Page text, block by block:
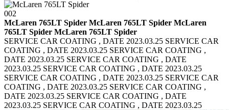
002
McLaren 765LT Spider McLaren 765LT Spider McLaren
765LT Spider McLaren 765LT Spider
SERVICE CAR COATING , DATE 2023.03.25 SERVICE CAR
COATING , DATE 2023.03.25 SERVICE CAR COATING ,
DATE 2023.03.25 SERVICE CAR COATING , DATE
2023.03.25 SERVICE CAR COATING , DATE 2023.03.25
SERVICE CAR COATING , DATE 2023.03.25 SERVICE CAR
COATING , DATE 2023.03.25 SERVICE CAR COATING ,
DATE 2023.03.25 SERVICE CAR COATING , DATE
2023.03.25 SERVICE CAR COATING , DATE 2023.03.25